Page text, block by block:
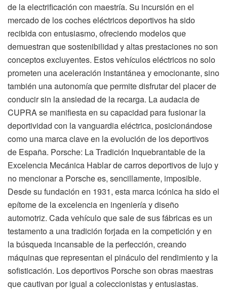
de la electrificación con maestría. Su incursión en el
mercado de los coches eléctricos deportivos ha sido
recibida con entusiasmo, ofreciendo modelos que
demuestran que sostenibilidad y altas prestaciones no son
conceptos excluyentes. Estos vehículos eléctricos no solo
prometen una aceleración instantánea y emocionante, sino
también una autonomía que permite disfrutar del placer de
conducir sin la ansiedad de la recarga. La audacia de
CUPRA se manifiesta en su capacidad para fusionar la
deportividad con la vanguardia eléctrica, posicionándose
como una marca clave en la evolución de los deportivos
de España. Porsche: La Tradición Inquebrantable de la
Excelencia Mecánica Hablar de carros deportivos de lujo y
no mencionar a Porsche es, sencillamente, imposible.
Desde su fundación en 1931, esta marca icónica ha sido el
epítome de la excelencia en ingeniería y diseño
automotriz. Cada vehículo que sale de sus fábricas es un
testamento a una tradición forjada en la competición y en
la búsqueda incansable de la perfección, creando
máquinas que representan el pináculo del rendimiento y la
sofisticación. Los deportivos Porsche son obras maestras
que cautivan por igual a coleccionistas y entusiastas.